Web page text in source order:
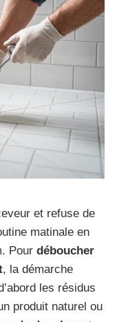
et refuse de
matinale en
Pour déboucher
, la démarche
les résidus
produit naturel ou